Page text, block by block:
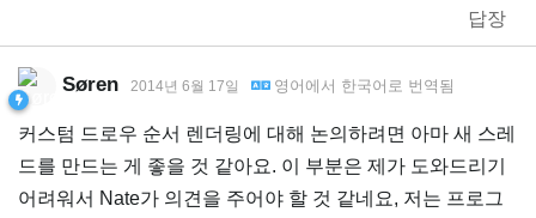
답장
Søren 2014년 6월 17일 영어 에서 한국어 로 번역됨
커스텀 드로우 순서 렌더링에 대해 논의하려면 아마 새 스레
드를 만드는 게 좋을 것 같아요. 이 부분은 제가 도와드리기
어려워서 Nate가 의견을 주어야 할 것 같네요, 저는 프로그